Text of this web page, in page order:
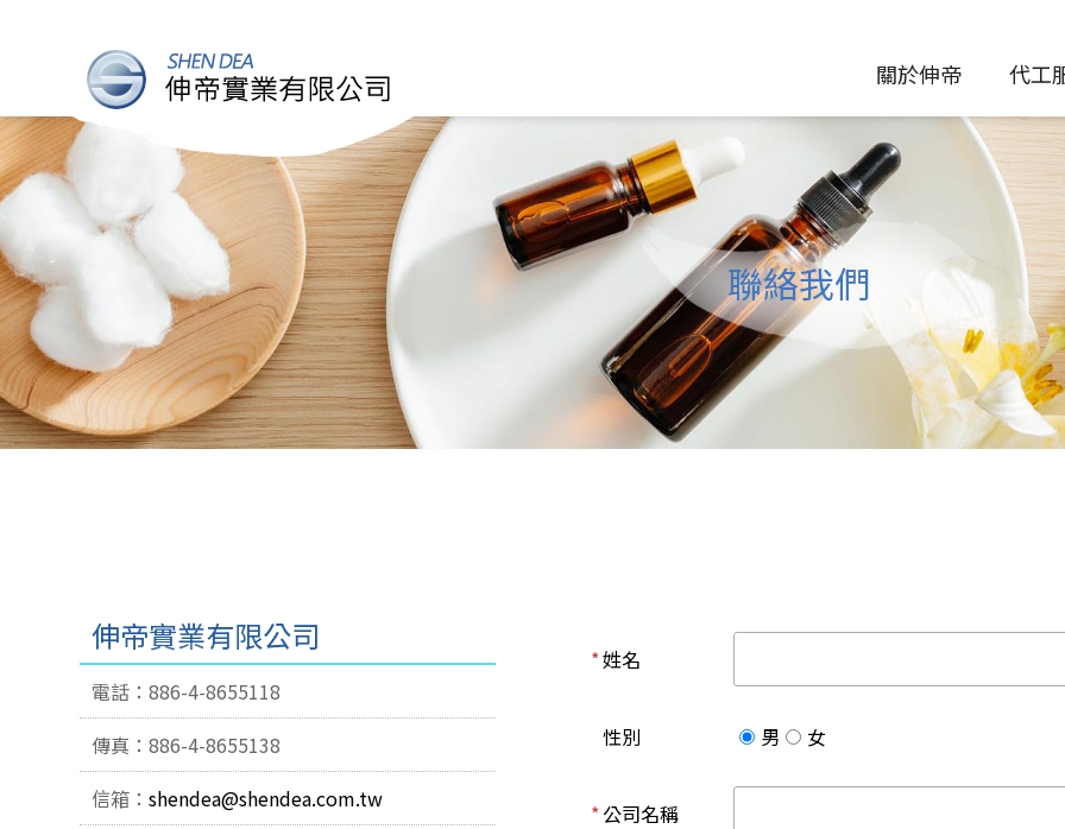
關於伸帝 代工
聯絡我們
伸帝實業有限公司
電話：886-4-8655118
傳真：886-4-8655138
信箱：shendea@shendea.com.tw
*姓名
性別 男 女
*公司名稱